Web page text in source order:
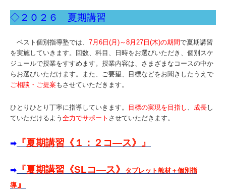
◇２０２６ 夏期講習
ベスト個別指導塾では、 7月6日(月)～8月27日(木)の期間で夏期講習
を実施していきます。回数、科目、日時をお選びいただき、個別スケ
ジュールで授業をすすめます。授業内容は、さまざまなコースの中か
らお選びいただけます。また、ご要望、目標などをお聞きしたうえで
ご相談・ご提案もさせていただきます。
ひとりひとり丁寧に指導していきます。 目標の実現を目指し 、 成長し
ていただけるよう 全力でサポート させていただきます。
➡ 『夏期講習《１：２コ―ス》』
➡ 『夏期講習《SLコ―ス》
タブレット教材＋個別指
導』